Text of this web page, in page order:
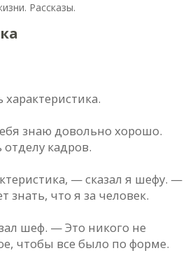
Рассказы.
знаю довольно хорошо.
кадров.
— сказал я шефу. —
знать, что я за человек.
шеф. — Это никого не
чтобы все было по форме.